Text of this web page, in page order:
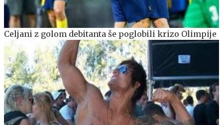
Celjani z golom debitanta še poglobili krizo Olimpije